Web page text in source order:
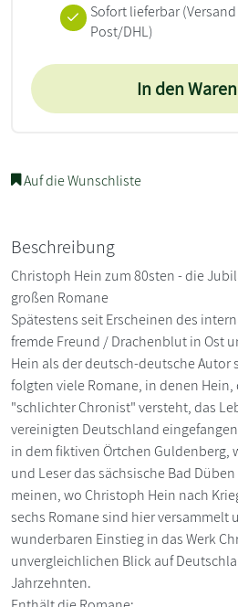
Sofort lieferbar
Post/DHL)
In den
Auf die Wunschliste
Beschreibung
Christoph Hein zum 80sten - die
großen Romane
Spätestens seit Erscheinen des
fremde Freund / Drachenblut in Ost
Hein als der deutsch-deutsche Autor
folgten viele Romane, in denen Hein,
"schlichter Chronist" versteht, das
vereinigten Deutschland
in dem fiktiven Örtchen Guldenberg,
und Leser das sächsische Bad
meinen, wo Christoph Hein nach
sechs Romane sind hier versammelt
wunderbaren Einstieg in das Werk
unvergleichlichen Blick auf
Jahrzehnten.